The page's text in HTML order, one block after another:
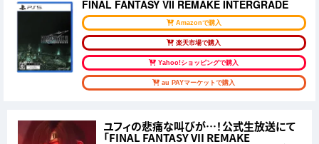
FINAL FANTASY VII REMAKE INTERGRADE
Amazonで購入
楽天市場で購入
Yahoo!ショッピングで購入
au PAYマーケットで購入
ユフィの悲痛な叫びが…！公式生放送にて
「FINAL FANTASY VII REMAKE